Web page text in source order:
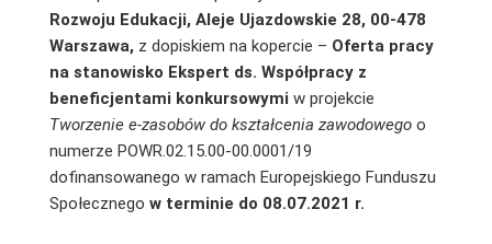
Rozwoju Edukacji, Aleje Ujazdowskie 28, 00-478
Warszawa, z dopiskiem na kopercie – Oferta pracy
na stanowisko Ekspert ds. Współpracy z
beneficjentami konkursowymi w projekcie
Tworzenie e-zasobów do kształcenia zawodowego o
numerze POWR.02.15.00-00.0001/19
dofinansowanego w ramach Europejskiego Funduszu
Społecznego w terminie do 08.07.2021 r.